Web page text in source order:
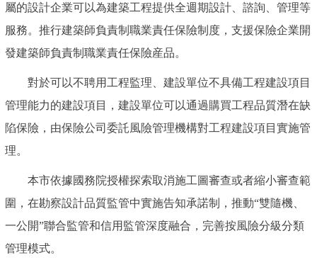
屬的設計企業可以為建築工程提供全週期設計、諮詢、管理等
服務。推行建築師負責制職業責任保險制度，支援保險企業開
發建築師負責制職業責任保險産品。
對於可以不聘用工程監理、建設單位不具備工程建設項目
管理能力的建設項目，建設單位可以通過購買工程品質潛在缺
陷保險，由保險公司委託風險管理機構對工程建設項目實施管
理。
本市依據國務院授權探索取消施工圖審查或者縮小審查範
圍，在勘察設計品質監管中實施告知承諾制，推動“雙隨機、
一公開”聯合監管和信用監管深度融合，完善按風險分級分類
管理模式。